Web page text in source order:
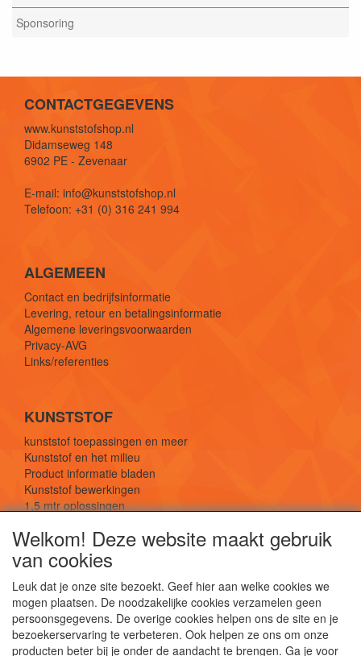
Sponsoring
CONTACTGEGEVENS
www.kunststofshop.nl
Didamseweg 148
6902 PE - Zevenaar
E-mail: info@kunststofshop.nl
Telefoon: +31 (0) 316 241 994
ALGEMEEN
Contact en bedrijfsinformatie
Levering, retour en betalingsinformatie
Algemene leveringsvoorwaarden
Privacy-AVG
Links/referenties
KUNSTSTOF
kunststof toepassingen en meer
Kunststof en het milieu
Product informatie bladen
Kunststof bewerkingen
1,5 mtr oplossingen
SOCIALE MEDIA
Welkom! Deze website maakt gebruik
van cookies
Leuk dat je onze site bezoekt. Geef hier aan welke cookies we
mogen plaatsen. De noodzakelijke cookies verzamelen geen
persoonsgegevens. De overige cookies helpen ons de site en je
bezoekerservaring te verbeteren. Ook helpen ze ons om onze
producten beter bij je onder de aandacht te brengen. Ga je voor